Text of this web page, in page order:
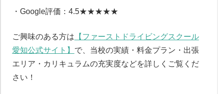
・Google評価：4.5★★★★★
ご興味のある方は 【ファーストドライビングスクール
愛知公式サイト】 で、当校の実績・料金プラン・出張
エリア・カリキュラムの充実度などを詳しくご覧くだ
さい！